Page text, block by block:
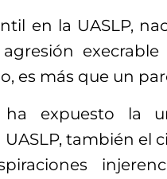
en la UASLP,
es más que un
expuesto la
también el